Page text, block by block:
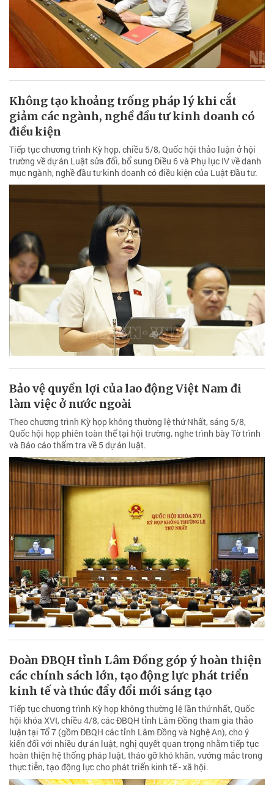
Không tạo khoảng trống pháp lý khi cắt
giảm các ngành, nghề đầu tư kinh doanh có
điều kiện
Tiếp tục chương trình Kỳ họp, chiều 5/8, Quốc hội thảo luận ở hội
trường về dự án Luật sửa đổi, bổ sung Điều 6 và Phụ lục IV về danh
mục ngành, nghề đầu tư kinh doanh có điều kiện của Luật Đầu tư.
Bảo vệ quyền lợi của lao động Việt Nam đi
làm việc ở nước ngoài
Theo chương trình Kỳ họp không thường lệ thứ Nhất, sáng 5/8,
Quốc hội họp phiên toàn thể tại hội trường, nghe trình bày Tờ trình
và Báo cáo thẩm tra về 5 dự án luật.
Đoàn ĐBQH tỉnh Lâm Đồng góp ý hoàn thiện
các chính sách lớn, tạo động lực phát triển
kinh tế và thúc đẩy đổi mới sáng tạo
Tiếp tục chương trình Kỳ họp không thường lệ lần thứ nhất, Quốc
hội khóa XVI, chiều 4/8, các ĐBQH tỉnh Lâm Đồng tham gia thảo
luận tại Tổ 7 (gồm ĐBQH các tỉnh Lâm Đồng và Nghệ An), cho ý
kiến đối với nhiều dự án luật, nghị quyết quan trọng nhằm tiếp tục
hoàn thiện hệ thống pháp luật, tháo gỡ khó khăn, vướng mắc trong
thực tiễn, tạo động lực cho phát triển kinh tế - xã hội.